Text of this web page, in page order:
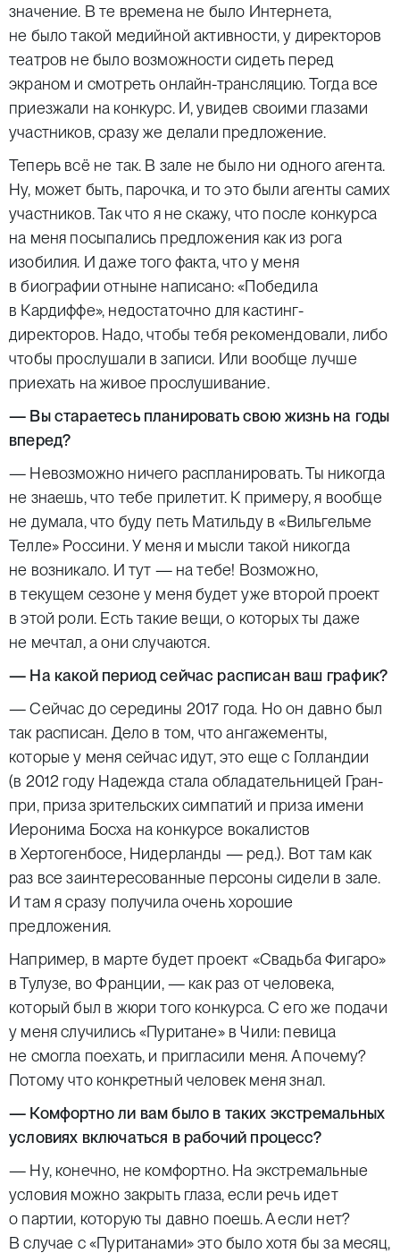
значение. В те времена не было Интернета,
не было такой медийной активности, у директоров
театров не было возможности сидеть перед
экраном и смотреть онлайн-трансляцию. Тогда все
приезжали на конкурс. И, увидев своими глазами
участников, сразу же делали предложение.
Теперь всё не так. В зале не было ни одного агента.
Ну, может быть, парочка, и то это были агенты самих
участников. Так что я не скажу, что после конкурса
на меня посыпались предложения как из рога
изобилия. И даже того факта, что у меня
в биографии отныне написано: «Победила
в Кардиффе», недостаточно для кастинг-
директоров. Надо, чтобы тебя рекомендовали, либо
чтобы прослушали в записи. Или вообще лучше
приехать на живое прослушивание.
— Вы стараетесь планировать свою жизнь на годы
вперед?
— Невозможно ничего распланировать. Ты никогда
не знаешь, что тебе прилетит. К примеру, я вообще
не думала, что буду петь Матильду в «Вильгельме
Телле» Россини. У меня и мысли такой никогда
не возникало. И тут — на тебе! Возможно,
в текущем сезоне у меня будет уже второй проект
в этой роли. Есть такие вещи, о которых ты даже
не мечтал, а они случаются.
— На какой период сейчас расписан ваш график?
— Сейчас до середины 2017 года. Но он давно был
так расписан. Дело в том, что ангажементы,
которые у меня сейчас идут, это еще с Голландии
(в 2012 году Надежда стала обладательницей Гран-
при, приза зрительских симпатий и приза имени
Иеронима Босха на конкурсе вокалистов
в Хертогенбосе, Нидерланды — ред.). Вот там как
раз все заинтересованные персоны сидели в зале.
И там я сразу получила очень хорошие
предложения.
Например, в марте будет проект «Свадьба Фигаро»
в Тулузе, во Франции, — как раз от человека,
который был в жюри того конкурса. С его же подачи
у меня случились «Пуритане» в Чили: певица
не смогла поехать, и пригласили меня. А почему?
Потому что конкретный человек меня знал.
— Комфортно ли вам было в таких экстремальных
условиях включаться в рабочий процесс?
— Ну, конечно, не комфортно. На экстремальные
условия можно закрыть глаза, если речь идет
о партии, которую ты давно поешь. А если нет?
В случае с «Пуританами» это было хотя бы за месяц,